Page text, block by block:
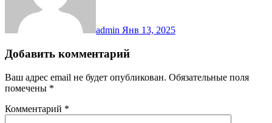
admin Янв 13, 2025
Добавить комментарий
Ваш адрес email не будет опубликован. Обязательные поля
помечены *
Комментарий *